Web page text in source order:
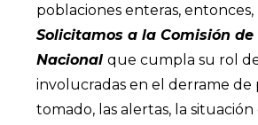
poblaciones enteras,
Solicitamos a la Comisión
Nacional que cumpla su rol
involucradas en el derrame
tomado, las alertas, la